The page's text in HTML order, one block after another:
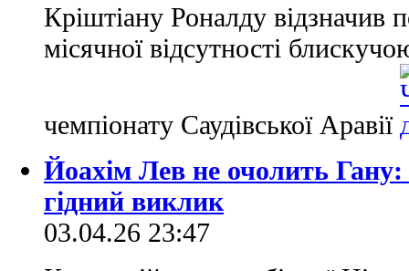
Кріштіану Роналду відзначив
місячної відсутності
чемпіонату Саудівської Аравії
Йоахім Лев не очолить Гану:
гідний виклик
03.04.26 23:47